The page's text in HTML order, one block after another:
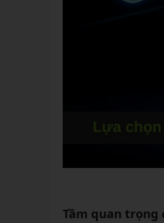
Tầm quan trọng